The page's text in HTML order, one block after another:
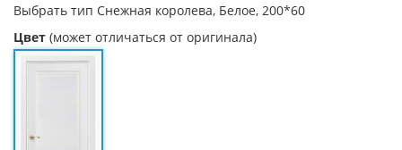
Выбрать тип Снежная королева, Белое, 200*60
Цвет (может отличаться от оригинала)